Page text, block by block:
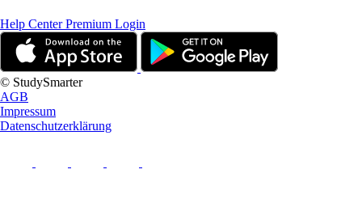
Help CenterPremium Login
© StudySmarter
AGB
Impressum
Datenschutzerklärung